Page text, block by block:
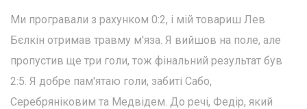
Ми програвали з рахунком 0:2, і мій товариш Лев
Бєлкін отримав травму м'яза. Я вийшов на поле, але
пропустив ще три голи, тож фінальний результат був
2:5. Я добре пам'ятаю голи, забиті Сабо,
Серебряніковим та Медвідем. До речі, Федір, який